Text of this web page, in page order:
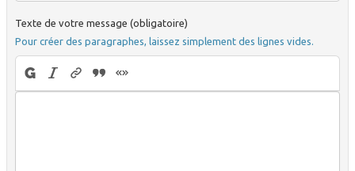
Texte de votre message (obligatoire)
Pour créer des paragraphes, laissez simplement des lignes vides.